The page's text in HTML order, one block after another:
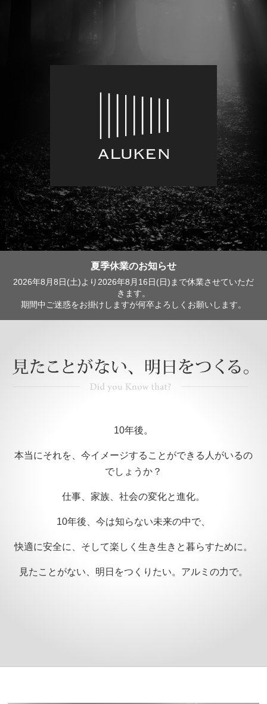
夏季休業のお知らせ
2026年8月8日(土)より2026年8月16日(日)まで休業させていただ
きます。
期間中ご迷惑をお掛けしますが何卒よろしくお願いします。
10年後。
本当にそれを、今イメージすることができる人がいるの
でしょうか？
仕事、家族、社会の変化と進化。
10年後、今は知らない未来の中で、
快適に安全に、そして楽しく生き生きと暮らすために。
見たことがない、明日をつくりたい。アルミの力で。